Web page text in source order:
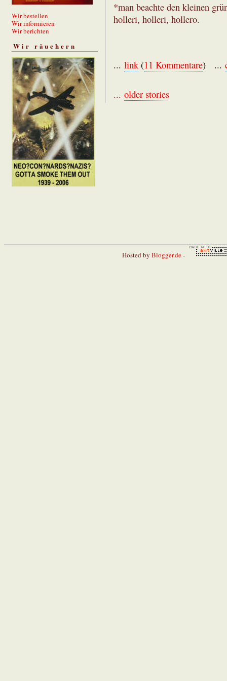
Wir bestellen
Wir informieren
Wir berichten
Wir räuchern
*man beachte den kleinen
holleri, holleri, hollero.
... link(11 Kommentare) ...
... older stories
Hosted by Blogger.de-